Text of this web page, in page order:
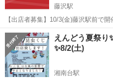
藤沢駅
【出店者募集】10/3(金)藤沢駅前で
週末開放区」で一緒にお店を出しま
区 実行委員会です。 この度、藤沢駅北口のサンパール広場にて、新し
いナイトイベ...
神奈川 藤沢市 藤沢駅 地域/
えんどう夏祭り
✨8/2(土)
湘南台駅